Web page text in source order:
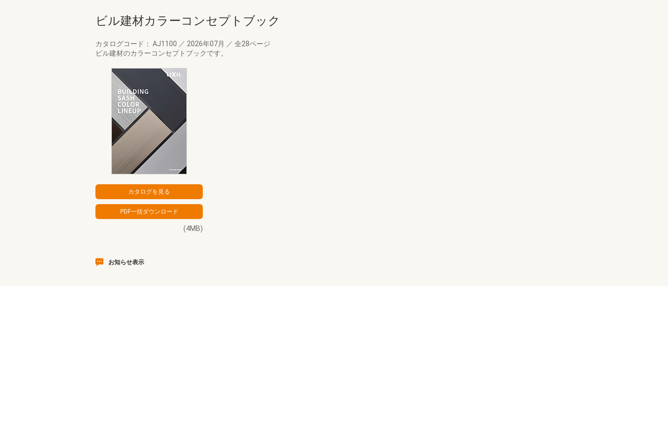
ビル建材カラーコンセプトブック
カタログコード： AJ1100 ／ 2026年07月 ／ 全28ページ
ビル建材のカラーコンセプトブックです。
(4MB)
お知らせ表示